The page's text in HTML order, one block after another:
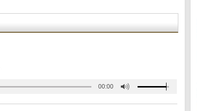
00:00